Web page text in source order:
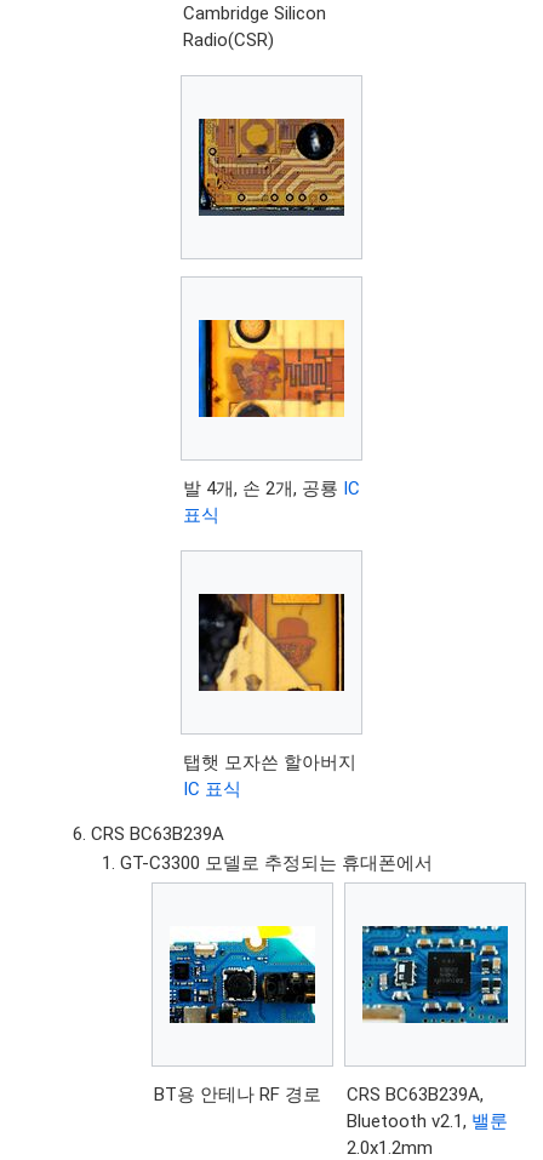
Cambridge Silicon
Radio(CSR)
발 4개, 손 2개, 공룡 IC
표식
탭햇 모자쓴 할아버지
IC 표식
CRS BC63B239A
GT-C3300 모델로 추정되는 휴대폰에서
BT용 안테나 RF 경로
CRS BC63B239A,
Bluetooth v2.1, 밸룬
2.0x1.2mm